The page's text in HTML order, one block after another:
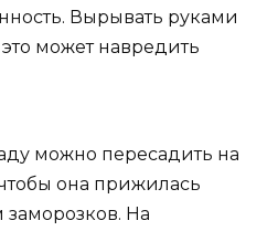
Вырывать руками
может навредить
можно пересадить на
она прижилась
На